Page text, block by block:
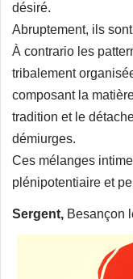
désiré.
Abruptement, ils
À contrario les
tribalement
composant la
tradition et le
démiurges.
Ces mélanges
plénipotentiaire et
Sergent, Besançon